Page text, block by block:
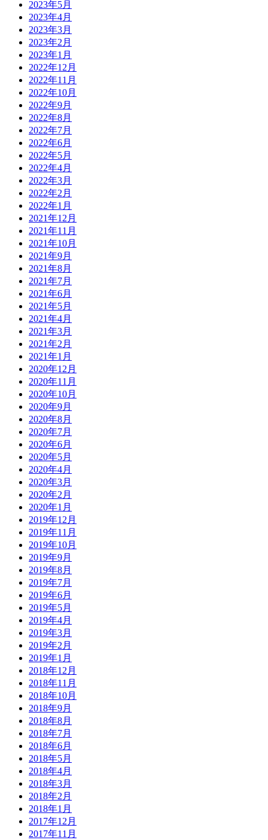
2023年5月
2023年4月
2023年3月
2023年2月
2023年1月
2022年12月
2022年11月
2022年10月
2022年9月
2022年8月
2022年7月
2022年6月
2022年5月
2022年4月
2022年3月
2022年2月
2022年1月
2021年12月
2021年11月
2021年10月
2021年9月
2021年8月
2021年7月
2021年6月
2021年5月
2021年4月
2021年3月
2021年2月
2021年1月
2020年12月
2020年11月
2020年10月
2020年9月
2020年8月
2020年7月
2020年6月
2020年5月
2020年4月
2020年3月
2020年2月
2020年1月
2019年12月
2019年11月
2019年10月
2019年9月
2019年8月
2019年7月
2019年6月
2019年5月
2019年4月
2019年3月
2019年2月
2019年1月
2018年12月
2018年11月
2018年10月
2018年9月
2018年8月
2018年7月
2018年6月
2018年5月
2018年4月
2018年3月
2018年2月
2018年1月
2017年12月
2017年11月